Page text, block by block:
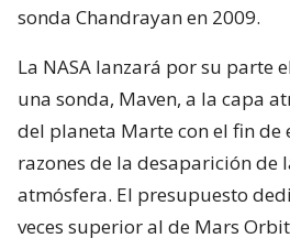
sonda Chandrayan en 2009.
La NASA lanzará por su parte
una sonda, Maven, a la capa
del planeta Marte con el fin de
razones de la desaparición de
atmósfera. El presupuesto
veces superior al de Mars